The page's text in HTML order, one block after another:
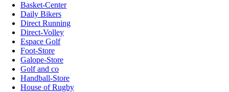
Basket-Center
Daily Bikers
Direct Running
Direct-Volley
Espace Golf
Foot-Store
Galope-Store
Golf and co
Handball-Store
House of Rugby